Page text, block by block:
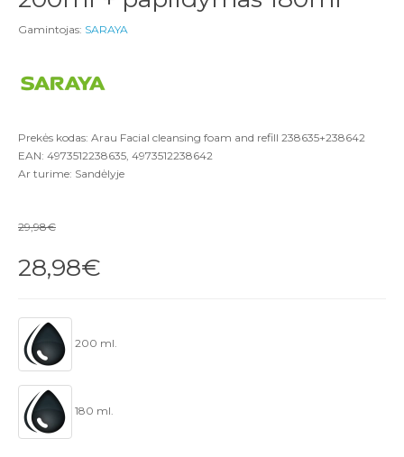
Gamintojas: SARAYA
Prekės kodas: Arau Facial cleansing foam and refill 238635+238642
EAN: 4973512238635, 4973512238642
Ar turime: Sandėlyje
29,98€
28,98€
200 ml.
180 ml.